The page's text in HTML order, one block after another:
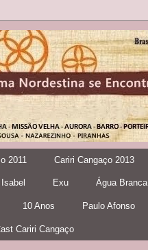
2011 Cariri Cangaço 2013
Exu Água Branca
10 Anos Paulo Afonso
Cariri Cangaço